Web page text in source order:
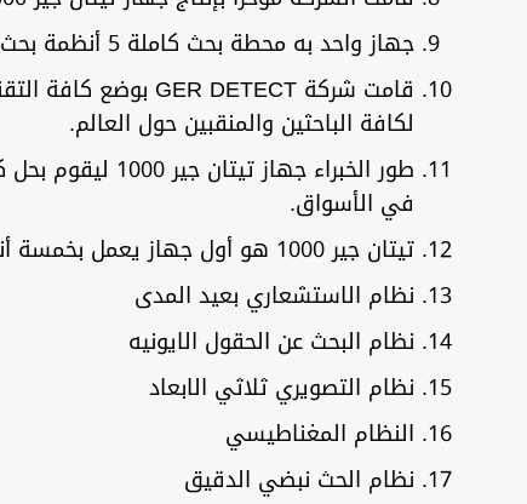
جهاز واحد به محطة بحث كاملة 5 أنظمة بحث بجهاز واحد.
لكافة الباحثين والمنقبين حول العالم.
طور الخبراء
في الأسواق.
تيتان جير 1000 هو أول جهاز يعمل بخمسة أنظمة بحث متعددة
نظام الاستشعاري بعيد المدى
نظام البحث عن الحقول الايونيه
نظام التصويري ثلاثي الابعاد
النظام المغناطيسي
نظام الحث نبضي الدقيق